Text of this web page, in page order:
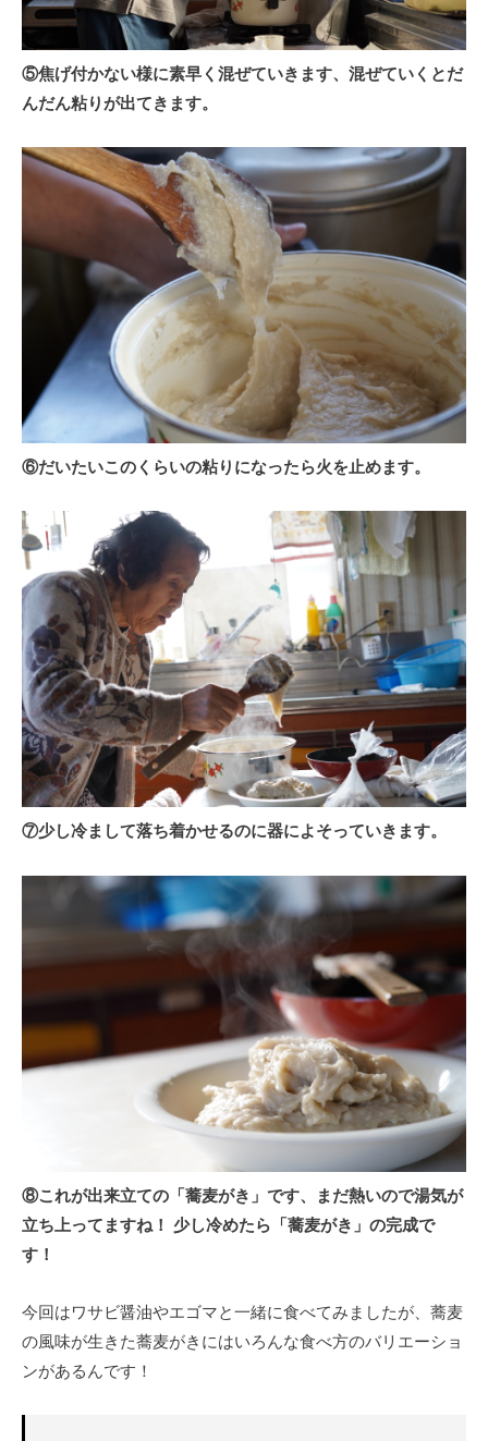
⑤焦げ付かない様に素早く混ぜていきます、混ぜていくとだ
んだん粘りが出てきます。
⑥だいたいこのくらいの粘りになったら火を止めます。
⑦少し冷まして落ち着かせるのに器によそっていきます。
⑧これが出来立ての「蕎麦がき」です、まだ熱いので湯気が
立ち上ってますね！ 少し冷めたら「蕎麦がき」の完成で
す！
今回はワサビ醤油やエゴマと一緒に食べてみましたが、蕎麦
の風味が生きた蕎麦がきにはいろんな食べ方のバリエーショ
ンがあるんです！